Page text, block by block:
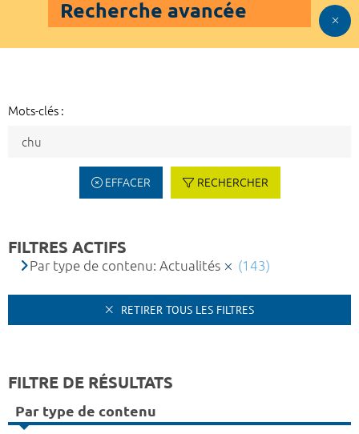
Recherche avancée
Mots-clés :
EFFACER RECHERCHER
FILTRES ACTIFS
Par type de contenu: Actualités (143)
RETIRER TOUS LES FILTRES
FILTRE DE RÉSULTATS
Par type de contenu